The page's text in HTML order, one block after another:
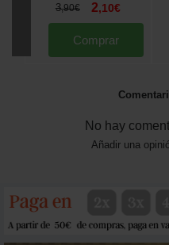
3,90€ 2,10€
Comprar
No hay
Añadir una